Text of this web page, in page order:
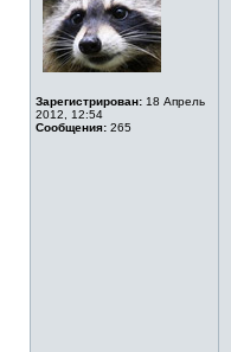
Зарегистрирован: 18 Апрель
2012, 12:54
Сообщения: 265